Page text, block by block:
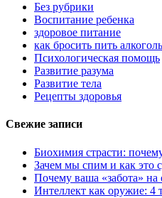
Без рубрики
Воспитание ребенка
здоровое питание
как бросить пить алкоголь
Психологическая помощь
Развитие разума
Развитие тела
Рецепты здоровья
Свежие записи
Биохимия страсти:
Зачем мы спим и как это
Почему ваша «забота»
Интеллект как оружие: 4